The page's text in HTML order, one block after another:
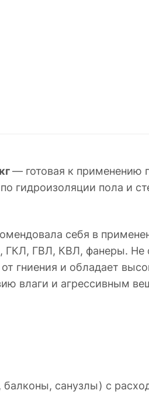
— готовая к применению
гидроизоляции пола и
себя в
ГКЛ, ГВЛ, КВЛ, фанеры.
гниения и обладает
влаги и агрессивным
санузлы) с